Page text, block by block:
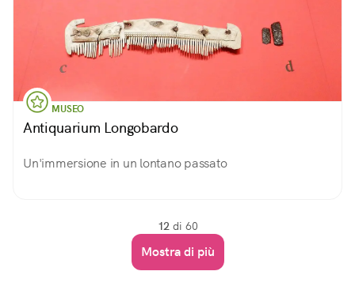
MUSEO
Antiquarium Longobardo
Un'immersione in un lontano passato
12 di 60
Mostra di più